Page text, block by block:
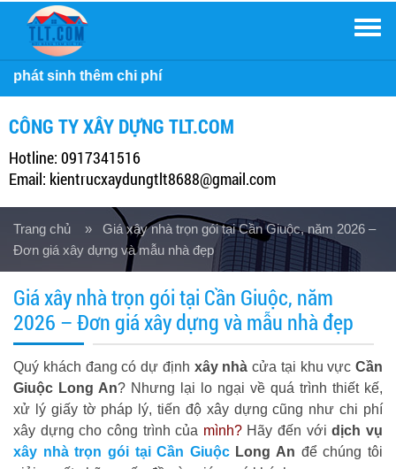
CÔNG TY XÂY DỰNG TLT.COM
Hotline: 0917341516
Email: kientrucxaydungtlt8688@gmail.com
Trang chủ » Giá xây nhà trọn gói tại Cần Giuộc, năm 2026 –
Đơn giá xây dựng và mẫu nhà đẹp
Giá xây nhà trọn gói tại Cần Giuộc, năm
2026 – Đơn giá xây dựng và mẫu nhà đẹp
Quý khách đang có dự định xây nhà cửa tại khu vực Cần
Giuộc Long An? Nhưng lại lo ngại về quá trình thiết kế,
xử lý giấy tờ pháp lý, tiến độ xây dựng cũng như chi phí
xây dựng cho công trình của mình?Hãy đến vớidịch vụ
xây nhà trọn gói tại Cần GiuộcLong An để chúng tôi